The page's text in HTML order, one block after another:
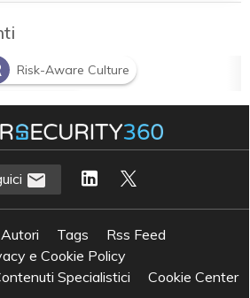
Risk-Aware Culture
Awareness
Autori Tags
Rss Feed
e Cookie Policy
Specialistici
Cookie Center